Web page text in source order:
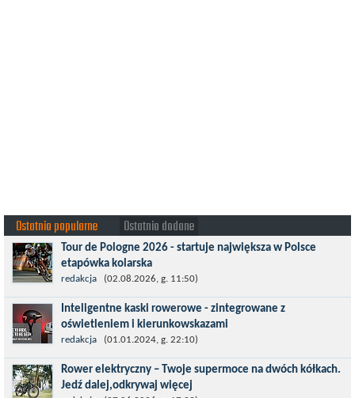
Ostatnio popularne Ostatnio dodane
Tour de Pologne 2026 - startuje największa w Polsce
etapówka kolarska
Tour de Pologne 2026 to jedno z najbardziej prestiżowych
wydarzeń sportowych w Polsce. wyścig zaliczany po raz 22. do
prestiżowego cyklu UCI World...
redakcja (02.08.2026, g. 11:50)
Inteligentne kaski rowerowe - zintegrowane z
oświetleniem i kierunkowskazami
Temat bezpieczeństwa jazdy wchodzi na nowy poziom. Do tej
pory kask było odpowiedzialny przede wszystkim za
bezpieczeństwo rowerzysty, ochronę...
redakcja (01.01.2024, g. 22:10)
Rower elektryczny – Twoje supermoce na dwóch kółkach.
Jedź dalej,odkrywaj więcej